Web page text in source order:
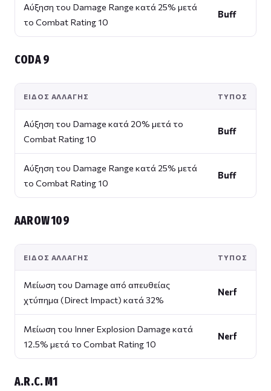
Αύξηση του Damage Range κατά 25% μετά
το Combat Rating 10
Buff
CODA 9
ΕΊΔΟΣ ΑΛΛΑΓΉΣ ΤΎΠΟΣ
Αύξηση του Damage κατά 20% μετά το
Combat Rating 10
Buff
Αύξηση του Damage Range κατά 25% μετά
το Combat Rating 10
Buff
AAROW 109
ΕΊΔΟΣ ΑΛΛΑΓΉΣ ΤΎΠΟΣ
Μείωση του Damage από απευθείας
χτύπημα (Direct Impact) κατά 32%
Nerf
Μείωση του Inner Explosion Damage κατά
12.5% μετά το Combat Rating 10
Nerf
A.R.C. M1